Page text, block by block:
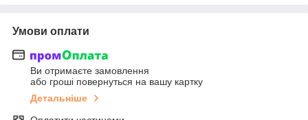
Умови оплати
Ви отримаєте замовлення
або гроші повернуться на вашу картку
Детальніше